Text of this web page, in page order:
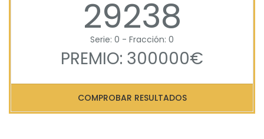
29238
Serie: 0 - Fracción: 0
PREMIO: 300000€
COMPROBAR RESULTADOS